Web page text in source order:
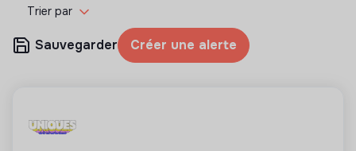
Trier par
Sauvegarder Créer une alerte